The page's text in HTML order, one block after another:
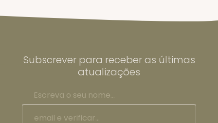
Subscrever para receber as últimas
atualizações